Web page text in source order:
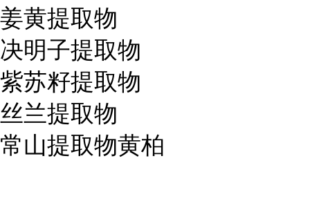
姜黄提取物
决明子提取物
紫苏籽提取物
丝兰提取物
常山提取物黄柏